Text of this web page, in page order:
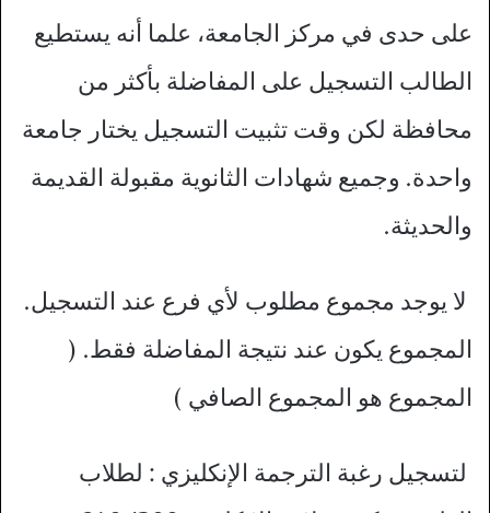
على حدى في مركز الجامعة، علما أنه يستطيع
الطالب التسجيل على المفاضلة بأكثر من
محافظة لكن وقت تثبيت التسجيل يختار جامعة
واحدة. وجميع شهادات الثانوية مقبولة القديمة
والحديثة.
لا يوجد مجموع مطلوب لأي فرع عند التسجيل.
المجموع يكون عند نتيجة المفاضلة فقط. (
المجموع هو المجموع الصافي )
لتسجيل رغبة الترجمة الإنكليزي : لطلاب